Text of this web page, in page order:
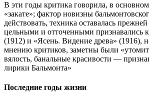
В эти годы критика говорила, в
«закате»; фактор новизны
действовать, техника оставалась
цельными и отточенными признавались
(1912) и «Ясень. Видение древа» (1916),
мнению критиков, заметны были
вялость, банальные красивости —
лирики Бальмонта»
Последние годы жизни